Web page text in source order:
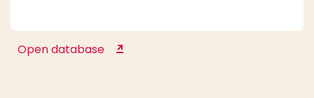
Open database NAZ